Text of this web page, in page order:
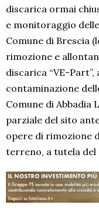
discarica ormai
e monitoraggio
Comune di Brescia
rimozione e
discarica “VE-
contaminazione
Comune di Abbadia
parziale del sito
opere di rimozione
terreno, a tutela del